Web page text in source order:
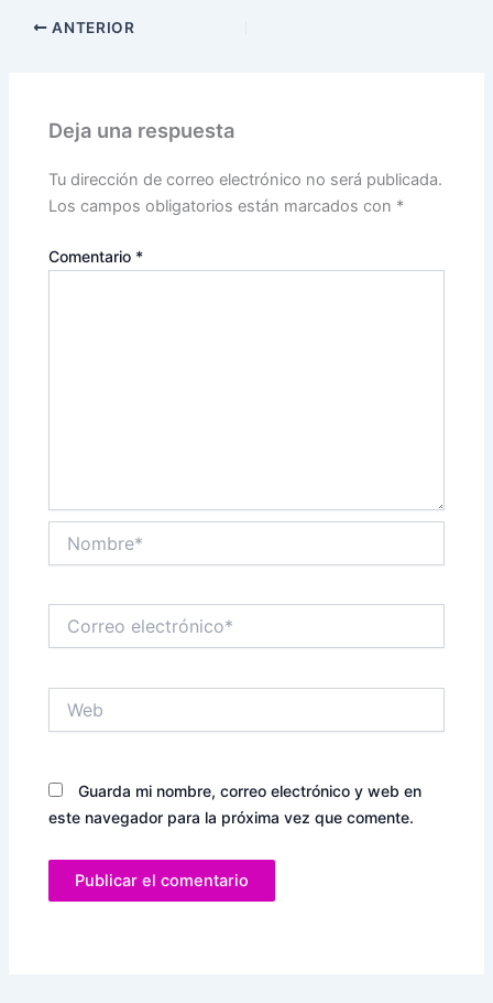
ANTERIOR
Deja una respuesta
Tu dirección de correo electrónico no será publicada.
Los campos obligatorios están marcados con *
Comentario *
electrónico*
Guarda mi nombre, correo electrónico y web en
este navegador para la próxima vez que comente.